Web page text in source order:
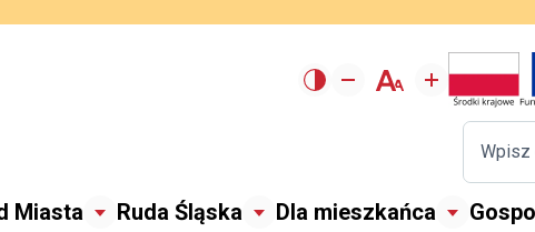
Miasta Ruda Śląska Dla mieszkańca